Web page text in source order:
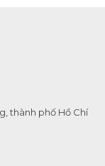
thành phố Hồ Chí